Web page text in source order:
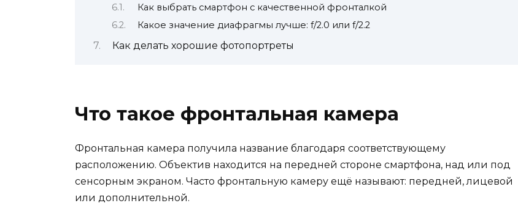
Как выбрать смартфон с качественной фронталкой
Какое значение диафрагмы лучше: f/2.0 или f/2.2
Как делать хорошие фотопортреты
Что такое фронтальная камера
Фронтальная камера получила название благодаря соответствующему
расположению. Объектив находится на передней стороне смартфона, над или под
сенсорным экраном. Часто фронтальную камеру ещё называют: передней, лицевой
или дополнительной.